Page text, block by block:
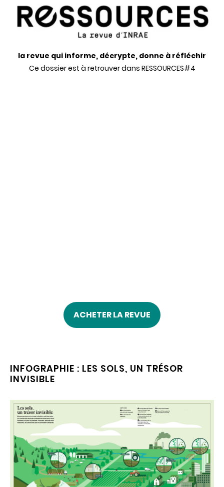
la revue qui informe, décrypte, donne à réfléchir
Ce dossier est à retrouver dans RESSOURCES#4
ACHETER LA REVUE
INFOGRAPHIE : LES SOLS, UN TRÉSOR
INVISIBLE